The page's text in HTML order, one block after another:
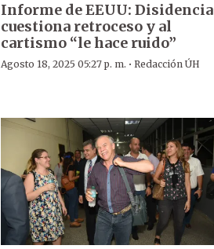
Informe de EEUU: Disidencia
cuestiona retroceso y al
cartismo “le hace ruido”
Agosto 18, 2025 05:27 p. m. · Redacción ÚH